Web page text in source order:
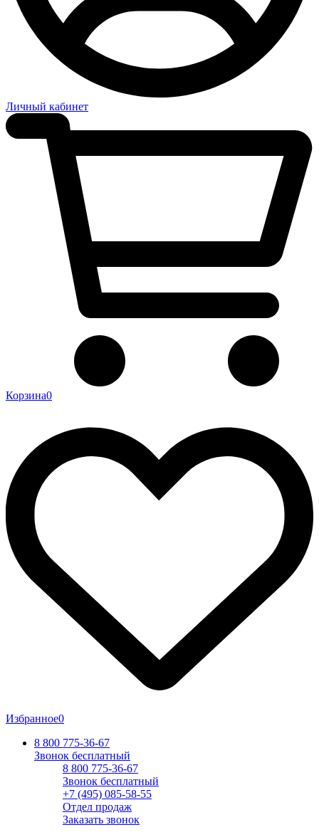
Личный кабинет
Корзина0
Избранное0
8 800 775-36-67
Звонок бесплатный
8 800 775-36-67
Звонок бесплатный
+7 (495) 085-58-55
Отдел продаж
Заказать звонок